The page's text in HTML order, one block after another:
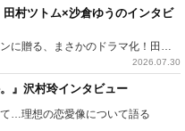
田村ツトム×沙倉ゆうのインタビ
『侍タイムスリッパー』ファンに贈る、まさかのドラマ化！田村ツトム×沙倉ゆうのが語る『心配無用ノ介』撮影秘話
2026.07.30
』沢村玲インタビュー
…理想の恋愛像について語る